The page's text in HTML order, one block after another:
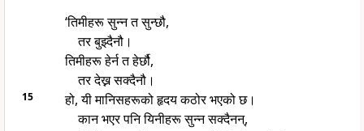
‘तिमीहरू सुन्न त सुन्छौ,
तर बुझ्दैनौ।
तिमीहरू हेर्न त हेर्छौ,
तर देख्न सक्दैनौ।
15
हो, यी मानिसहरूको हृदय कठोर भएको छ।
कान भएर पनि यिनीहरू सुन्न सक्दैनन्,